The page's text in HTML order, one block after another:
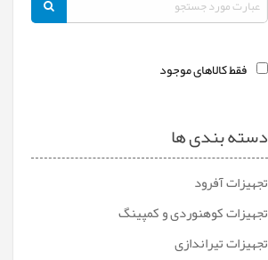
فقط کالاهای موجود
دسته بندی ها
تجهیزات آفرود
تجهیزات کوهنوردی و کمپینگ
تجهیزات تیراندازی